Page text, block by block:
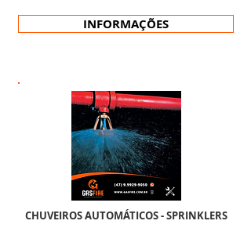
INFORMAÇÕES
CHUVEIROS AUTOMÁTICOS - SPRINKLERS